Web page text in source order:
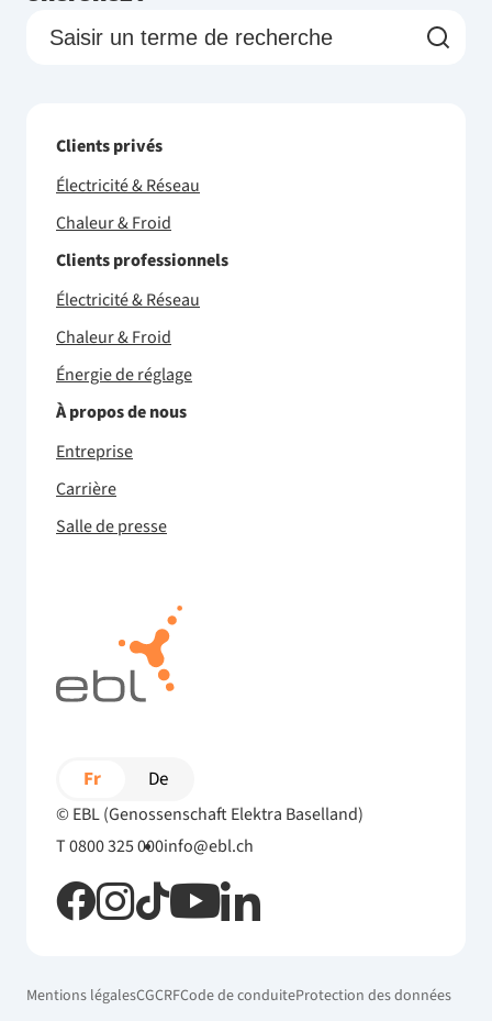
Clients privés
Électricité & Réseau
Chaleur & Froid
Clients professionnels
Électricité & Réseau
Chaleur & Froid
Énergie de réglage
À propos de nous
Entreprise
Carrière
Salle de presse
© EBL (Genossenschaft Elektra Baselland)
T 0800 325 000info@ebl.ch
Fr De
Mentions légalesCGCRFCode de conduiteProtection des données